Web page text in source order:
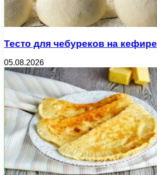
Тесто для чебуреков на кефире
05.08.2026